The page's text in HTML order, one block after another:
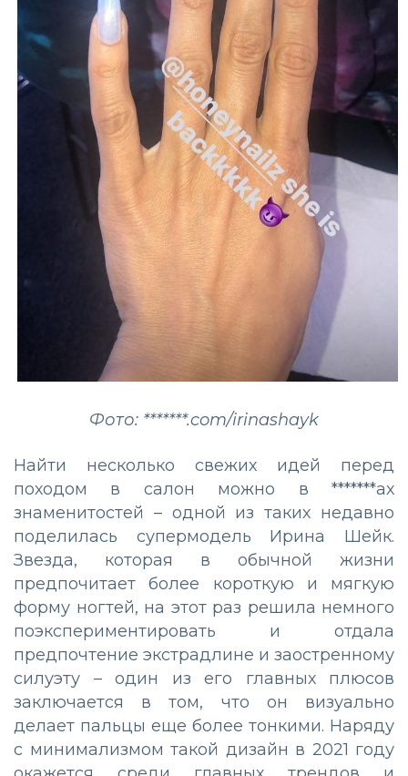
Фото: *******.com/irinashayk
Найти несколько свежих идей перед
походом в салон можно в *******ах
знаменитостей – одной из таких недавно
поделилась супермодель Ирина Шейк.
Звезда, которая в обычной жизни
предпочитает более короткую и мягкую
форму ногтей, на этот раз решила немного
поэкспериментировать и отдала
предпочтение экстрадлине и заостренному
силуэту – один из его главных плюсов
заключается в том, что он визуально
делает пальцы еще более тонкими. Наряду
с минимализмом такой дизайн в 2021 году